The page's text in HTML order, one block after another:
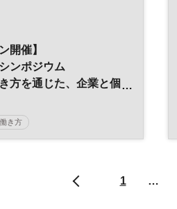
開催】
ンポジウム
方を通じた、企業と個
働き方
1 …